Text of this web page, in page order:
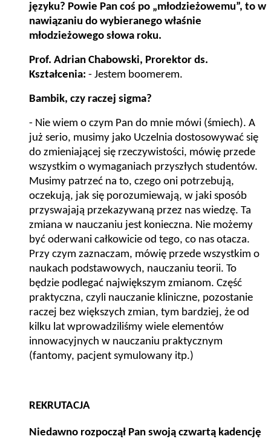
języku? Powie Pan coś po „młodzieżowemu”, to w
nawiązaniu do wybieranego właśnie
młodzieżowego słowa roku.
Prof. Adrian Chabowski, Prorektor ds.
Kształcenia: - Jestem boomerem.
Bambik, czy raczej sigma?
- Nie wiem o czym Pan do mnie mówi (śmiech). A
już serio, musimy jako Uczelnia dostosowywać się
do zmieniającej się rzeczywistości, mówię przede
wszystkim o wymaganiach przyszłych studentów.
Musimy patrzeć na to, czego oni potrzebują,
oczekują, jak się porozumiewają, w jaki sposób
przyswajają przekazywaną przez nas wiedzę. Ta
zmiana w nauczaniu jest konieczna. Nie możemy
być oderwani całkowicie od tego, co nas otacza.
Przy czym zaznaczam, mówię przede wszystkim o
naukach podstawowych, nauczaniu teorii. To
będzie podlegać największym zmianom. Część
praktyczna, czyli nauczanie kliniczne, pozostanie
raczej bez większych zmian, tym bardziej, że od
kilku lat wprowadziliśmy wiele elementów
innowacyjnych w nauczaniu praktycznym
(fantomy, pacjent symulowany itp.)
REKRUTACJA
Niedawno rozpoczął Pan swoją czwartą kadencję